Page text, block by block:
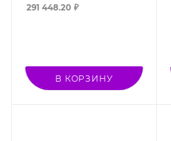
291 448.20 ₽
В КОРЗИНУ